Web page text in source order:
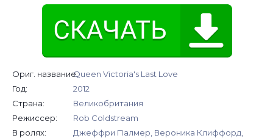
Ориг. название:Queen Victoria's Last Love
Год:
2012
Страна:
Великобритания
Режиссер:
Rob Coldstream
В ролях:
Джеффри Палмер, Вероника Клиффорд,